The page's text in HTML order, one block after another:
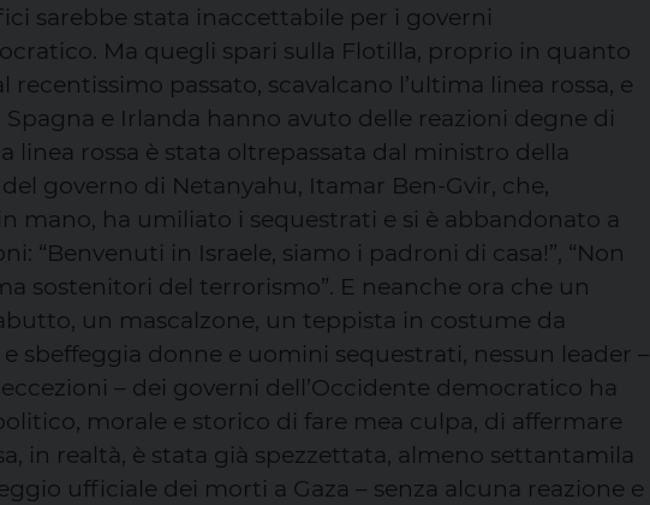
sarebbe stata inaccettabile per i governi
Ma quegli spari sulla Flotilla, proprio in quanto
recentissimo passato, scavalcano l’ultima linea rossa, e
e Irlanda hanno avuto delle reazioni degne di
linea rossa è stata oltrepassata dal ministro della
governo di Netanyahu, Itamar Ben-Gvir, che,
mano, ha umiliato i sequestrati e si è abbandonato a
“Benvenuti in Israele, siamo i padroni di casa!”, “Non
sostenitori del terrorismo”. E neanche ora che un
un mascalzone, un teppista in costume da
sbeffeggia donne e uomini sequestrati, nessun leader –
– dei governi dell’Occidente democratico ha
morale e storico di fare mea culpa, di affermare
in realtà, è stata già spezzettata, almeno settantamila
ufficiale dei morti a Gaza – senza alcuna reazione e